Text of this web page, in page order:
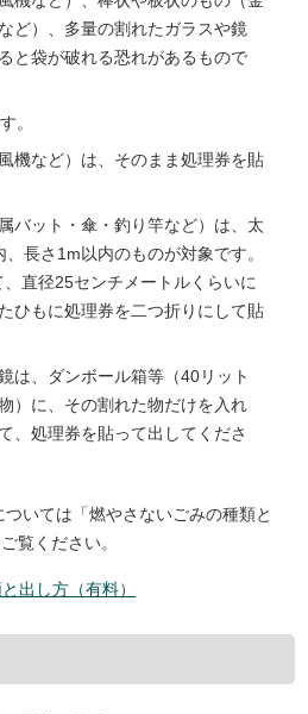
ど）、多量の割れたガラスや鏡
と袋が破れる恐れがあるもので
。
機など）は、そのまま処理券を貼
バット・傘・釣り竿など）は、太
長さ1m以内のものが対象です。
直径25センチメートルくらいに
ひもに処理券を二つ折りにして貼
は、ダンボール箱等（40リット
）に、その割れた物だけを入れ
、処理券を貼って出してくださ
いては「燃やさないごみの種類と
覧ください。
出し方（有料）